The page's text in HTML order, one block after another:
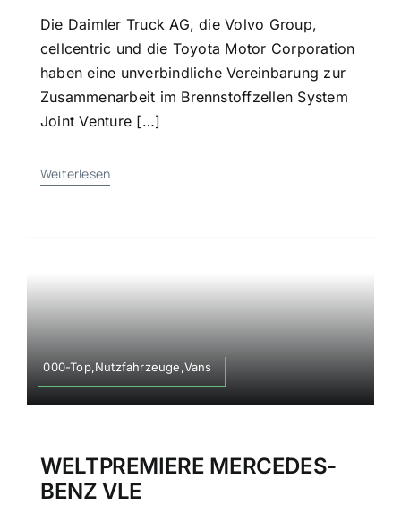
Die Daimler Truck AG, die Volvo Group,
cellcentric und die Toyota Motor Corporation
haben eine unverbindliche Vereinbarung zur
Zusammenarbeit im Brennstoffzellen System
Joint Venture […]
Weiterlesen
000-Top,Nutzfahrzeuge,Vans
WELTPREMIERE MERCEDES-
BENZ VLE